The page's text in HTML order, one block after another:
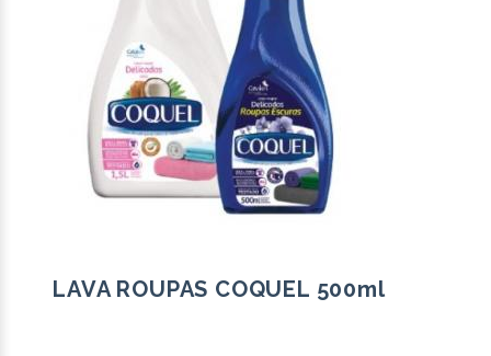
LAVA ROUPAS COQUEL 500ml